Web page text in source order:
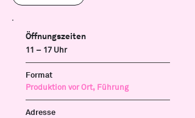
Öffnungszeiten
11 – 17 Uhr
Format
Produktion vor Ort, Führung
Adresse